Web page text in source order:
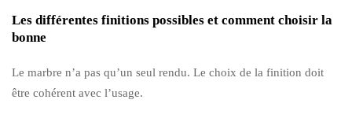
Les différentes finitions possibles et comment choisir la
bonne
Le marbre n’a pas qu’un seul rendu. Le choix de la finition doit
être cohérent avec l’usage.